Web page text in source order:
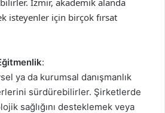
İzmir, akademik alanda
isteyenler için birçok fırsat
:
ya da kurumsal danışmanlık
sürdürebilirler. Şirketlerde
sağlığını desteklemek veya